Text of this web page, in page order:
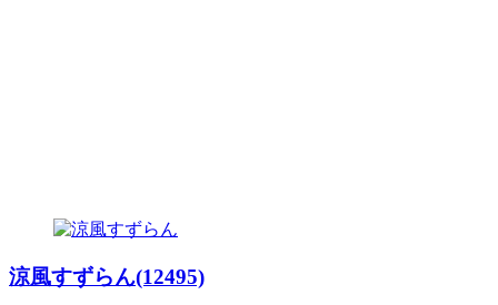
涼風すずらん(12495)